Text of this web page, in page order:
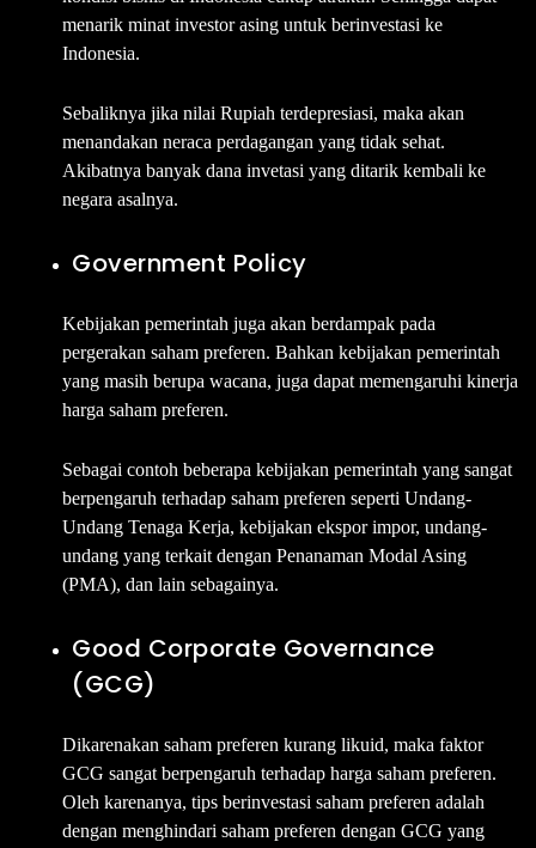
menarik minat investor asing untuk berinvestasi ke
Indonesia.
Sebaliknya jika nilai Rupiah terdepresiasi, maka akan
menandakan neraca perdagangan yang tidak sehat.
Akibatnya banyak dana invetasi yang ditarik kembali ke
negara asalnya.
Government Policy
Kebijakan pemerintah juga akan berdampak pada
pergerakan saham preferen. Bahkan kebijakan pemerintah
yang masih berupa wacana, juga dapat memengaruhi kinerja
harga saham preferen.
Sebagai contoh beberapa kebijakan pemerintah yang sangat
berpengaruh terhadap saham preferen seperti Undang-
Undang Tenaga Kerja, kebijakan ekspor impor, undang-
undang yang terkait dengan Penanaman Modal Asing
(PMA), dan lain sebagainya.
Good Corporate Governance
(GCG)
Dikarenakan saham preferen kurang likuid, maka faktor
GCG sangat berpengaruh terhadap harga saham preferen.
Oleh karenanya, tips berinvestasi saham preferen adalah
dengan menghindari saham preferen dengan GCG yang